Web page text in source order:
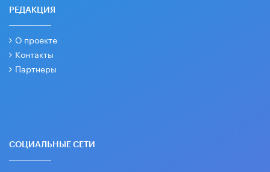
РЕДАКЦИЯ
О проекте
Контакты
Партнеры
СОЦИАЛЬНЫЕ СЕТИ